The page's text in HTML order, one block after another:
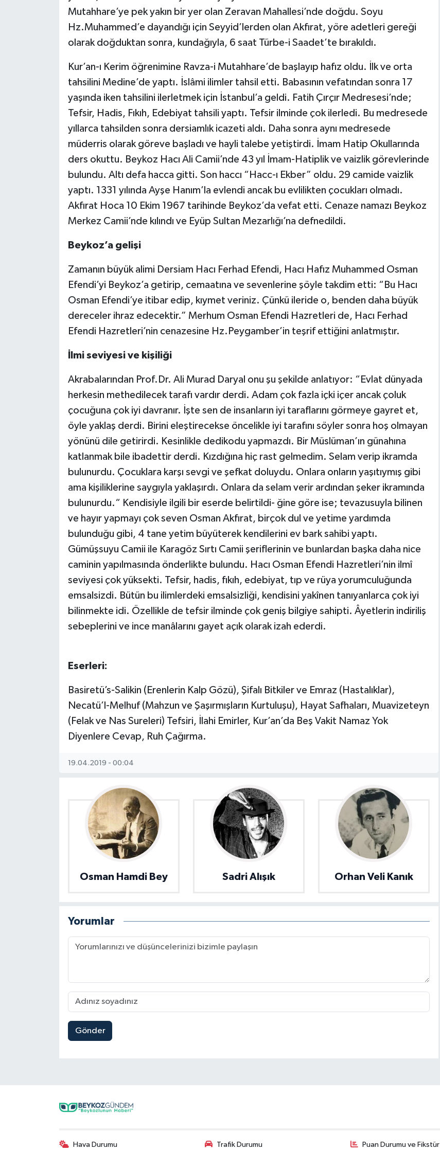
Mutahhare’ye pek yakın bir yer olan Zeravan Mahallesi’nde doğdu. Soyu
Hz.Muhammed’e dayandığı için Seyyid’lerden olan Akfırat, yöre adetleri gereği
olarak doğduktan sonra, kundağıyla, 6 saat Türbe-i Saadet’te bırakıldı.
Kur’an-ı Kerim öğrenimine Ravza-i Mutahhare’de başlayıp hafız oldu. İlk ve orta
tahsilini Medine’de yaptı. İslâmi ilimler tahsil etti. Babasının vefatından sonra 17
yaşında iken tahsilini ilerletmek için İstanbul’a geldi. Fatih Çırçır Medresesi’nde;
Tefsir, Hadis, Fıkıh, Edebiyat tahsili yaptı. Tefsir ilminde çok ilerledi. Bu medresede
yıllarca tahsilden sonra dersiamlık icazeti aldı. Daha sonra aynı medresede
müderris olarak göreve başladı ve hayli talebe yetiştirdi. İmam Hatip Okullarında
ders okuttu. Beykoz Hacı Ali Camii’nde 43 yıl İmam-Hatiplik ve vaizlik görevlerinde
bulundu. Altı defa hacca gitti. Son haccı “Hacc-ı Ekber” oldu. 29 camide vaizlik
yaptı. 1331 yılında Ayşe Hanım’la evlendi ancak bu evlilikten çocukları olmadı.
Akfırat Hoca 10 Ekim 1967 tarihinde Beykoz’da vefat etti. Cenaze namazı Beykoz
Merkez Camii’nde kılındı ve Eyüp Sultan Mezarlığı’na defnedildi.
Beykoz’a gelişi
Zamanın büyük alimi Dersiam Hacı Ferhad Efendi, Hacı Hafız Muhammed Osman
Efendi’yi Beykoz’a getirip, cemaatına ve sevenlerine şöyle takdim etti: “Bu Hacı
Osman Efendi’ye itibar edip, kıymet veriniz. Çünkü ileride o, benden daha büyük
dereceler ihraz edecektir.” Merhum Osman Efendi Hazretleri de, Hacı Ferhad
Efendi Hazretleri’nin cenazesine Hz.Peygamber’in teşrif ettiğini anlatmıştır.
İlmi seviyesi ve kişiliği
Akrabalarından Prof.Dr. Ali Murad Daryal onu şu şekilde anlatıyor: “Evlat dünyada
herkesin methedilecek tarafı vardır derdi. Adam çok fazla içki içer ancak çoluk
çocuğuna çok iyi davranır. İşte sen de insanların iyi taraflarını görmeye gayret et,
öyle yaklaş derdi. Birini eleştirecekse öncelikle iyi tarafını söyler sonra hoş olmayan
yönünü dile getirirdi. Kesinlikle dedikodu yapmazdı. Bir Müslüman’ın günahına
katlanmak bile ibadettir derdi. Kızdığına hiç rast gelmedim. Selam verip ikramda
bulunurdu. Çocuklara karşı sevgi ve şefkat doluydu. Onlara onların yaşıtıymış gibi
ama kişiliklerine saygıyla yaklaşırdı. Onlara da selam verir ardından şeker ikramında
bulunurdu.“ Kendisiyle ilgili bir eserde belirtildi- ğine göre ise; tevazusuyla bilinen
ve hayır yapmayı çok seven Osman Akfırat, birçok dul ve yetime yardımda
bulunduğu gibi, 4 tane yetim büyüterek kendilerini ev bark sahibi yaptı.
Gümüşsuyu Camii ile Karagöz Sırtı Camii şeriflerinin ve bunlardan başka daha nice
caminin yapılmasında önderlikte bulundu. Hacı Osman Efendi Hazretleri’nin ilmî
seviyesi çok yüksekti. Tefsir, hadis, fıkıh, edebiyat, tıp ve rüya yorumculuğunda
emsalsizdi. Bütün bu ilimlerdeki emsalsizliği, kendisini yakînen tanıyanlarca çok iyi
bilinmekte idi. Özellikle de tefsir ilminde çok geniş bilgiye sahipti. Âyetlerin indiriliş
sebeplerini ve ince manâlarını gayet açık olarak izah ederdi.
Eserleri:
Basiretü’s-Salikin (Erenlerin Kalp Gözü), Şifalı Bitkiler ve Emraz (Hastalıklar),
Necatü’l-Melhuf (Mahzun ve Şaşırmışların Kurtuluşu), Hayat Safhaları, Muavizeteyn
(Felak ve Nas Sureleri) Tefsiri, İlahi Emirler, Kur’an’da Beş Vakit Namaz Yok
Diyenlere Cevap, Ruh Çağırma.
19.04.2019 - 00:04
Osman Hamdi Bey Sadri Alışık Orhan Veli Kanık
Yorumlar
Gönder
Hava Durumu Trafik Durumu Puan Durumu ve Fikstür